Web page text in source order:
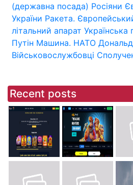
(державна посада) Росіяни
України Ракета.
літальний апарат Українська
Путін Машина. НАТО
Військовослужбовці
Recent posts